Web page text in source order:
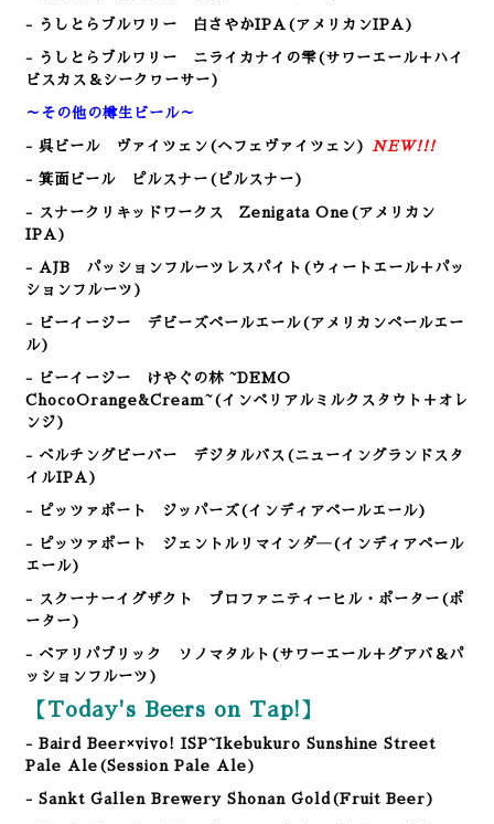
- うしとらブルワリー 白さやかIPA(アメリカンIPA)
- うしとらブルワリー ニライカナイの雫(サワーエール＋ハイ
ビスカス＆シークヮーサー)
～その他の樽生ビール～
- 呉ビール ヴァイツェン(ヘフェヴァイツェン) NEW!!!
- 箕面ビール ピルスナー(ピルスナー)
- スナークリキッドワークス Zenigata One(アメリカン
IPA)
- AJB パッションフルーツレスパイト(ウィートエール＋パッ
ションフルーツ)
- ビーイージー デビーズペールエール(アメリカンペールエー
ル)
- ビーイージー けやぐの林 ~DEMO
ChocoOrange&Cream~(インペリアルミルクスタウト＋オレ
ンジ)
- ベルチングビーバー デジタルバス(ニューイングランドスタ
イルIPA)
- ピッツァポート ジッパーズ(インディアペールエール)
- ピッツァポート ジェントルリマインダ―(インディアペール
エール)
- スクーナーイグザクト プロファニティーヒル・ポーター(ポ
ーター)
- ベアリパブリック ソノマタルト(サワーエール＋グアバ＆パ
ッションフルーツ)
【Today's Beers on Tap!】
- Baird Beer×vivo! ISP~Ikebukuro Sunshine Street
Pale Ale (Session Pale Ale)
- Sankt Gallen Brewery Shonan Gold(Fruit Beer)